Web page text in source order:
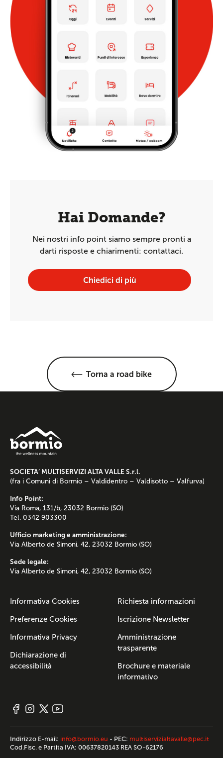
Hai Domande?
Nei nostri info point siamo sempre pronti a
darti risposte e chiarimenti: contattaci.
Chiedici di più
Torna a road bike
SOCIETA’ MULTISERVIZI ALTA VALLE S.r.l.
(fra i Comuni di Bormio – Valdidentro – Valdisotto – Valfurva)
Info Point:
Via Roma, 131/b, 23032 Bormio (SO)
Tel. 0342 903300
Ufficio marketing e amministrazione:
Via Alberto de Simoni, 42, 23032 Bormio (SO)
Sede legale:
Via Alberto de Simoni, 42, 23032 Bormio (SO)
Informativa Cookies
Preferenze Cookies
Informativa Privacy
Dichiarazione di
accessibilità
Richiesta informazioni
Iscrizione Newsletter
Amministrazione
trasparente
Brochure e materiale
informativo
Indirizzo E-mail: info@bormio.eu - PEC: multiservizialtavalle@pec.it
Cod.Fisc. e Partita IVA: 00637820143 REA SO-62176